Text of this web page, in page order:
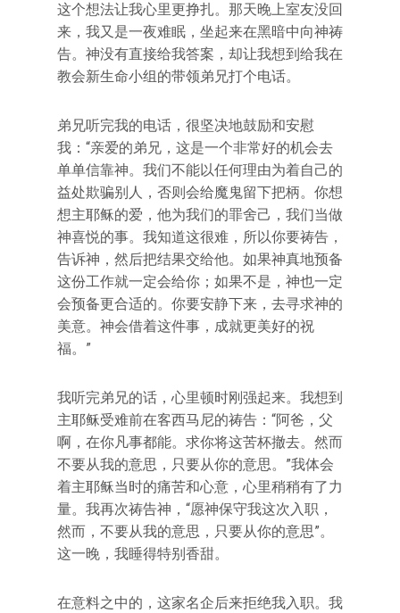
这个想法让我心里更挣扎。那天晚上室友没回
来，我又是一夜难眠，坐起来在黑暗中向神祷
告。神没有直接给我答案，却让我想到给我在
教会新生命小组的带领弟兄打个电话。
弟兄听完我的电话，很坚决地鼓励和安慰
我：“亲爱的弟兄，这是一个非常好的机会去
单单信靠神。我们不能以任何理由为着自己的
益处欺骗别人，否则会给魔鬼留下把柄。你想
想主耶稣的爱，他为我们的罪舍己，我们当做
神喜悦的事。我知道这很难，所以你要祷告，
告诉神，然后把结果交给他。如果神真地预备
这份工作就一定会给你；如果不是，神也一定
会预备更合适的。你要安静下来，去寻求神的
美意。神会借着这件事，成就更美好的祝
福。”
我听完弟兄的话，心里顿时刚强起来。我想到
主耶稣受难前在客西马尼的祷告：“阿爸，父
啊，在你凡事都能。求你将这苦杯撤去。然而
不要从我的意思，只要从你的意思。”我体会
着主耶稣当时的痛苦和心意，心里稍稍有了力
量。我再次祷告神，“愿神保守我这次入职，
然而，不要从我的意思，只要从你的意思”。
这一晚，我睡得特别香甜。
在意料之中的，这家名企后来拒绝我入职。我